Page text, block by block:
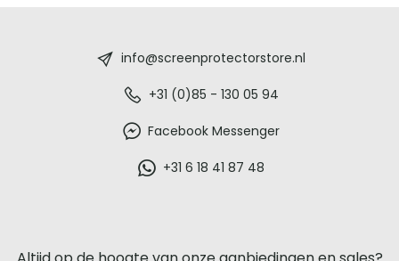
voor
info@screenprotectorstore.nl
+31 (0)85 - 130 05 94
Facebook Messenger
+31 6 18 41 87 48